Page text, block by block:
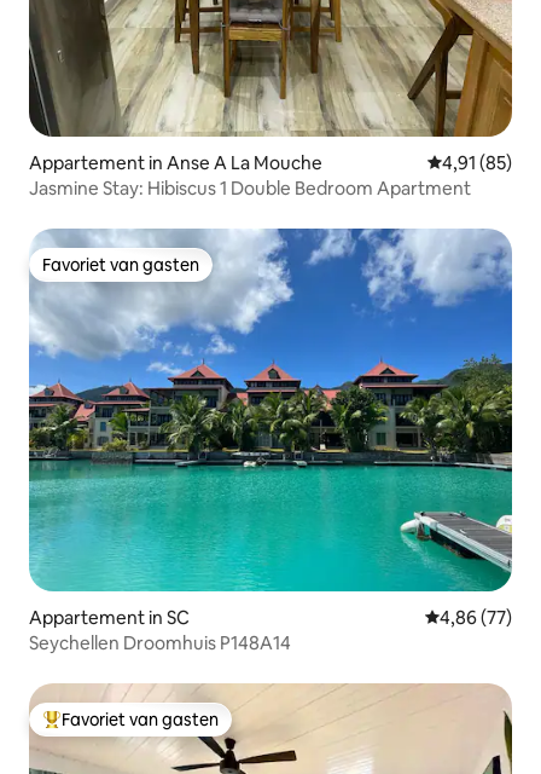
Appartement in Anse A La Mouche Gemiddelde
4,91 (85)
Jasmine Stay: Hibiscus 1 Double Bedroom Apartment
Favoriet van gasten
Favoriet van gasten
Appartement in SC Gemiddelde
4,86 (77)
Seychellen Droomhuis P148A14
Topfavoriet van gasten
Favoriet van gasten